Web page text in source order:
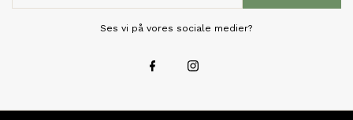
Ses vi på vores sociale medier?